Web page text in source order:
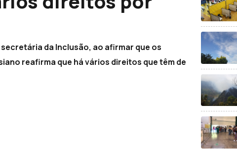
da Inclusão, ao afirmar que os
reafirma que há vários direitos que têm de